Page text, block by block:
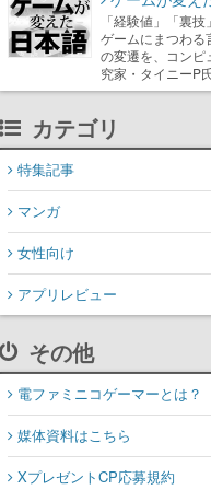
「経験値」「裏
ゲームにまつわる
の変遷を、コンピ
究家・タイニーP
カテゴリ
特集記事
マンガ
女性向け
アプリレビュー
その他
電ファミニコゲーマーとは？
媒体資料はこちら
XプレゼントCP応募規約